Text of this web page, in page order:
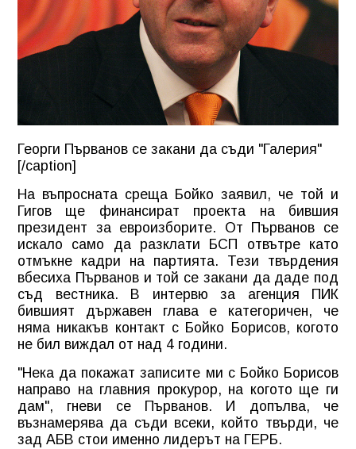
Георги Първанов се закани да съди "Галерия"
[/caption]
На въпросната среща Бойко заявил, че той и
Гигов ще финансират проекта на бившия
президент за евроизборите. От Първанов се
искало само да разклати БСП отвътре като
отмъкне кадри на партията. Тези твърдения
вбесиха Първанов и той се закани да даде под
съд вестника. В интервю за агенция ПИК
бившият държавен глава е категоричен, че
няма никакъв контакт с Бойко Борисов, когото
не бил виждал от над 4 години.
"Нека да покажат записите ми с Бойко Борисов
направо на главния прокурор, на когото ще ги
дам", гневи се Първанов. И допълва, че
възнамерява да съди всеки, който твърди, че
зад АБВ стои именно лидерът на ГЕРБ.